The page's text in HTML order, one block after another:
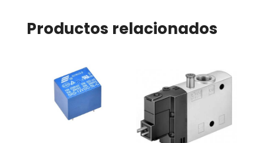
Productos relacionados